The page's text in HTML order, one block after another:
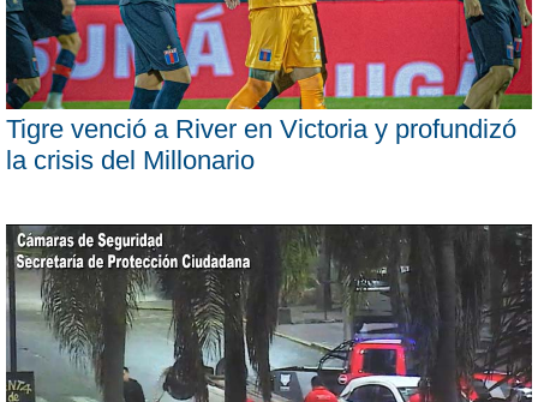
Tigre venció a River en Victoria y profundizó
la crisis del Millonario